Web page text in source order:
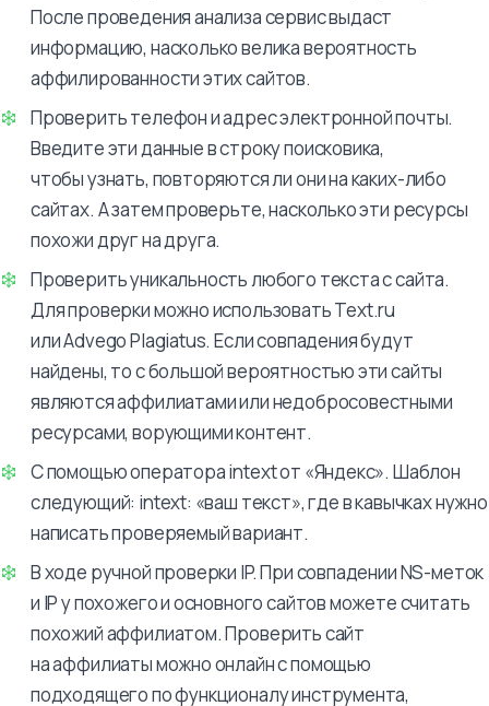
После проведения анализа сервис выдаст
информацию, насколько велика вероятность
аффилированности этих сайтов.
Проверить телефон и адрес электронной почты.
Введите эти данные в строку поисковика,
чтобы узнать, повторяются ли они на каких-либо
сайтах. А затем проверьте, насколько эти ресурсы
похожи друг на друга.
Проверить уникальность любого текста с сайта.
Для проверки можно использовать Text.ru
или Advego Plagiatus. Если совпадения будут
найдены, то с большой вероятностью эти сайты
являются аффилиатами или недобросовестными
ресурсами, ворующими контент.
С помощью оператора intext от «Яндекс». Шаблон
следующий: intext: «ваш текст», где в кавычках нужно
написать проверяемый вариант.
В ходе ручной проверки IP. При совпадении NS-меток
и IP у похожего и основного сайтов можете считать
похожий аффилиатом. Проверить сайт
на аффилиаты можно онлайн с помощью
подходящего по функционалу инструмента,